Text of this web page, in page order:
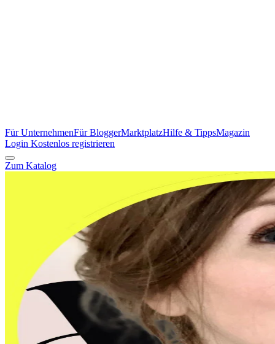
Für UnternehmenFür BloggerMarktplatzHilfe & TippsMagazin
Login Kostenlos registrieren
Zum Katalog